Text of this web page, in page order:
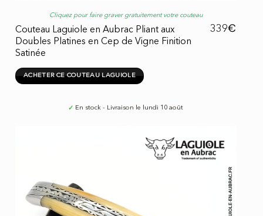
Cliquez pour faire graver gratuitement votre couteau
Couteau Laguiole en Aubrac Pliant aux
Doubles Platines en Cep de Vigne Finition
Satinée
339€
ACHETER CE COUTEAU LAGUIOLE
✓ En stock - Livraison le lundi 10 août